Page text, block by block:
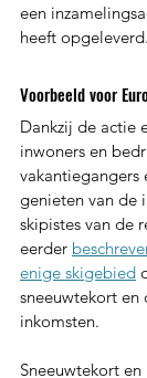
een
heeft opgeleverd.
Voorbeeld voor
Dankzij de actie
inwoners en
vakantiegangers
genieten van de
skipistes van de
eerder
enige skigebied
sneeuwtekort
inkomsten.
Sneeuwtekort